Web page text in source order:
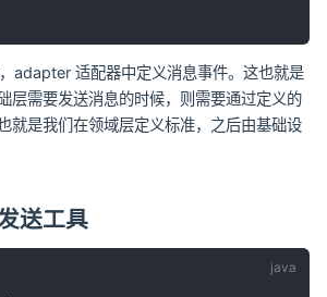
adapter 适配器中定义消息事件。这也就是
层需要发送消息的时候，则需要通过定义的
就是我们在领域层定义标准，之后由基础设
送工具